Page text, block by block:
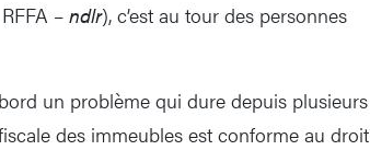
– ndlr), c’est au tour des personnes
un problème qui dure depuis plusieurs
des immeubles est conforme au droit